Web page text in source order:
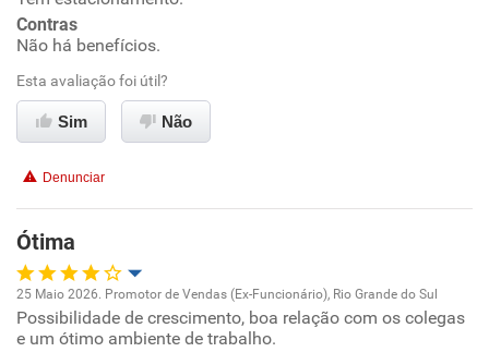
Conciliação com a vida familiar
Benefícios
Não recomenda a diretoria
Contras
Não há benefícios.
Esta avaliação foi útil?
Sim Não
Denunciar
Ótima
Oportunidade de promoção
25 Maio 2026. Promotor de Vendas (Ex-Funcionário), Rio Grande do Sul
Possibilidade de crescimento, boa relação com os colegas
e um ótimo ambiente de trabalho.